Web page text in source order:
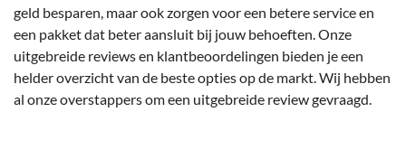
geld besparen, maar ook zorgen voor een betere service en
een pakket dat beter aansluit bij jouw behoeften. Onze
uitgebreide reviews en klantbeoordelingen bieden je een
helder overzicht van de beste opties op de markt. Wij hebben
al onze overstappers om een uitgebreide review gevraagd.